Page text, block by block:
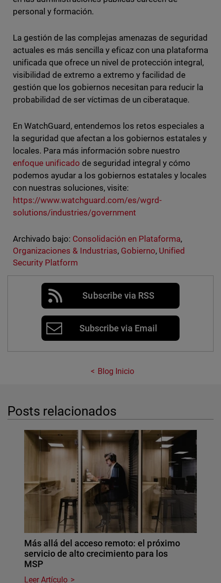
personal y formación.
La gestión de las complejas amenazas de seguridad
actuales es más sencilla y eficaz con una plataforma
unificada que ofrece un nivel de protección integral,
visibilidad de extremo a extremo y facilidad de
gestión que los gobiernos necesitan para reducir la
probabilidad de ser víctimas de un ciberataque.
En WatchGuard, entendemos los retos especiales a
la seguridad que afectan a los gobiernos estatales y
locales. Para más información sobre nuestro
enfoque unificado de seguridad integral y cómo
podemos ayudar a los gobiernos estatales y locales
con nuestras soluciones, visite:
https://www.watchguard.com/es/wgrd-
solutions/industries/government
Archivado bajo: Consolidación en Plataforma,
Organizaciones & Industrias, Gobierno, Unified
Security Platform
Subscribe via RSS
Subscribe via Email
Blog Inicio
Posts relacionados
Más allá del acceso remoto: el próximo
servicio de alto crecimiento para los
MSP
Leer Artículo